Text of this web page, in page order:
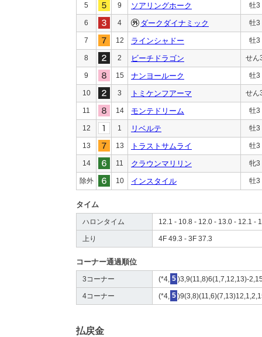
5 9 ソアリングホーク 牡3
6 4 ダークダイナミック 牡3
7 12 ラインシャドー 牡3
8 2 ビーチドラゴン せん
9 15 ナンヨールーク 牡3
10 3 トミケンフアーマ せん
11 14 モンテドリーム 牡3
12 1 リベルテ 牡3
13 13 トラストサムライ 牡3
14 11 クラウンマリリン 牝3
除外 10 インスタイル 牡3
タイム
ハロンタイム 12.1 - 10.8 - 12.0 - 13.0 - 12.1 -
上り 4F 49.3 - 3F 37.3
コーナー通過順位
3コーナー (*4, 5 )3,9(11,8)6(1,7,12,13)-
4コーナー (*4, 5
払戻金